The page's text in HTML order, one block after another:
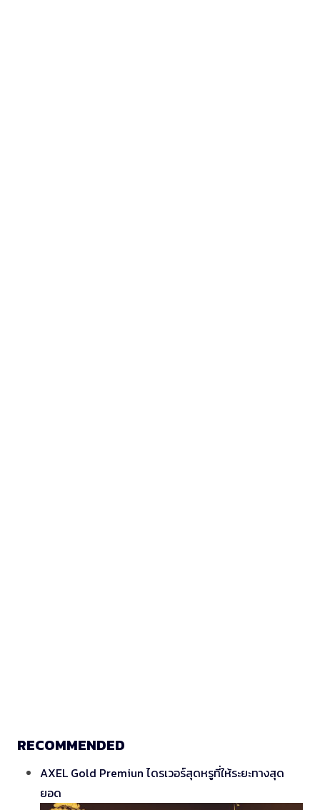
RECOMMENDED
AXEL Gold Premiun ไดรเวอร์สุดหรูที่ให้ระยะทางสุด
ยอด